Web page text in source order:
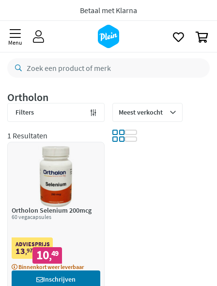
23.59ubesteld,morgen
Gratisretourneren
CO2 neutraal
Menu
Ortholon
Filters
1 Resultaten
Ortholon Selenium 200mcg
60 vegacapsules
ADVIESPRIJS
13,97 10,49
Binnenkort weer leverbaar
Inschrijven